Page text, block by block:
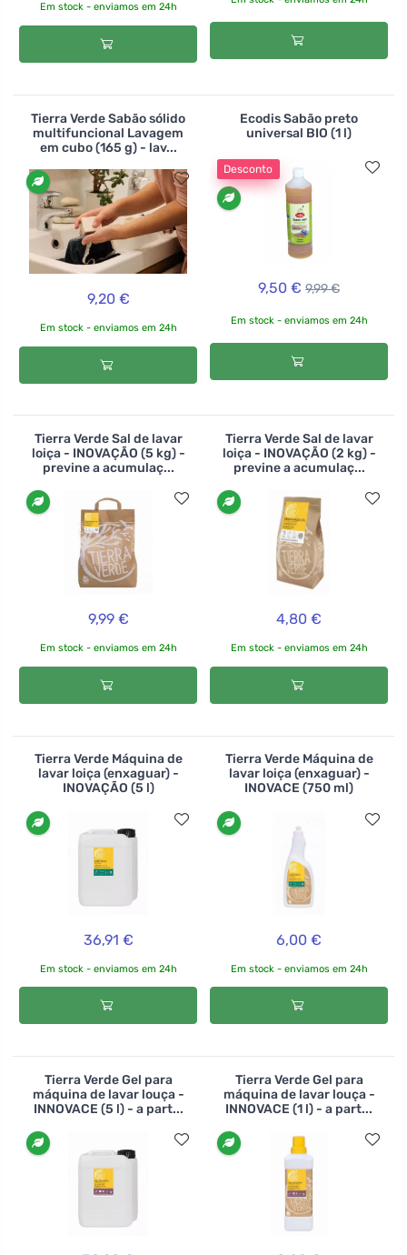
Em stock - enviamos em 24h
Tierra Verde Sabão sólido
multifuncional Lavagem
em cubo (165 g) - lav...
9,20 €
Em stock - enviamos em 24h
Ecodis Sabão preto
universal BIO (1 l)
Desconto
9,50 € 9,99 €
Em stock - enviamos em 24h
Tierra Verde Sal de lavar
loiça - INOVAÇÃO (5 kg) -
previne a acumulaç...
9,99 €
Em stock - enviamos em 24h
Tierra Verde Sal de lavar
loiça - INOVAÇÃO (2 kg) -
previne a acumulaç...
4,80 €
Em stock - enviamos em 24h
Tierra Verde Máquina de
lavar loiça (enxaguar) -
INOVAÇÃO (5 l)
36,91 €
Em stock - enviamos em 24h
Tierra Verde Máquina de
lavar loiça (enxaguar) -
INOVACE (750 ml)
6,00 €
Em stock - enviamos em 24h
Tierra Verde Gel para
máquina de lavar louça -
INNOVACE (5 l) - a part...
Tierra Verde Gel para
máquina de lavar louça -
INNOVACE (1 l) - a part...